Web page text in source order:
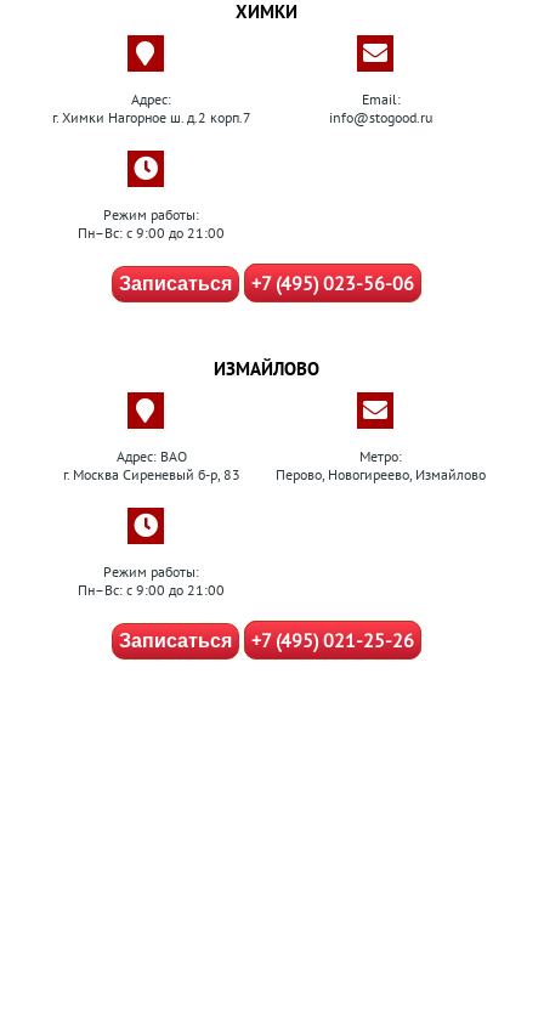
ХИМКИ
Адрес:
г. Химки Нагорное ш. д.2 корп.7
Email:
info@stogood.ru
Режим работы:
Пн–Вс: с 9:00 до 21:00
Записаться +7 (495) 023-56-06
ИЗМАЙЛОВО
Адрес: ВАО
г. Москва Сиреневый б-р, 83
Метро:
Перово, Новогиреево, Измайлово
Режим работы:
Пн–Вс: с 9:00 до 21:00
Записаться +7 (495) 021-25-26